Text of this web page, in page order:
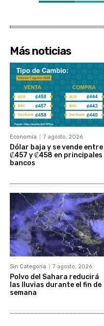
Más noticias
Economía 7 agosto, 2026
Dólar baja y se vende entre
₡457 y ₡458 en principales
bancos
Sin Categoría 7 agosto, 2026
Polvo del Sahara reducirá
las lluvias durante el fin de
semana